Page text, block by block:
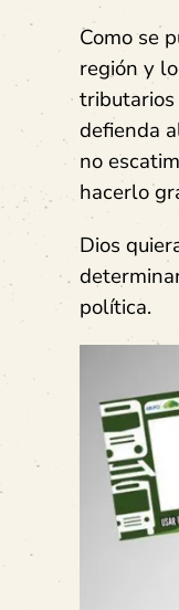
Como se
región y
tributarios
defienda
no
hacerlo
Dios
política.